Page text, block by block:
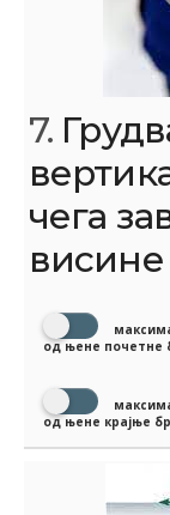
7.
чега
висине
од њене почетне
од њене крајње